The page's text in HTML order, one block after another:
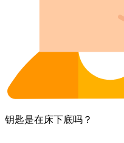
钥匙​是在​床下底​吗？